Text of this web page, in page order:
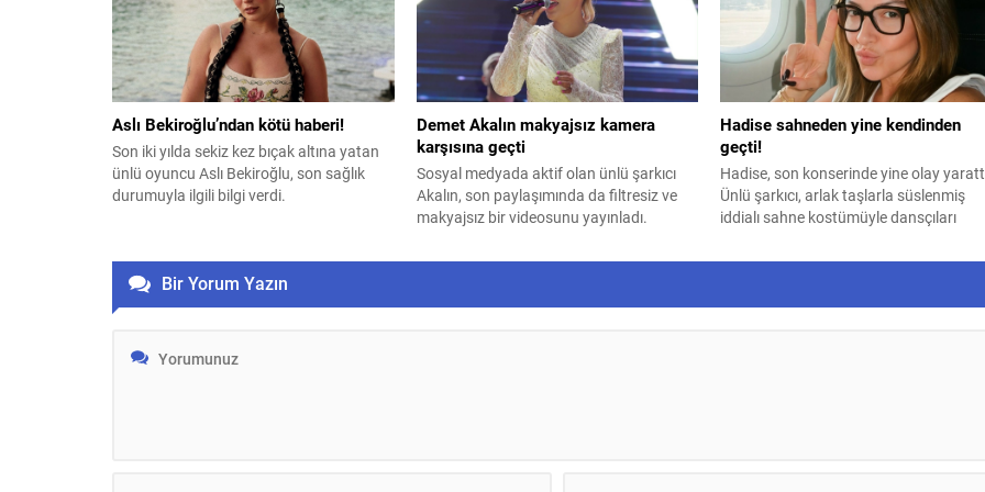
çıkacak? İşte en uygun dönem...
Aslı Bekiroğlu’ndan kötü haberi!
Son iki yılda sekiz kez bıçak altına yatan
ünlü oyuncu Aslı Bekiroğlu, son sağlık
durumuyla ilgili bilgi verdi.
Demet Akalın makyajsız kamera
karşısına geçti
Sosyal medyada aktif olan ünlü şarkıcı
Akalın, son paylaşımında da filtresiz ve
makyajsız bir videosunu yayınladı.
Hadise sahneden yine kendinden
geçti!
Hadise, son konserinde yine olay
Ünlü şarkıcı, arlak taşlarla süslenmiş
iddialı sahne kostümüyle dansçıları
kusursuzca sergiledi.
Bir Yorum Yazın